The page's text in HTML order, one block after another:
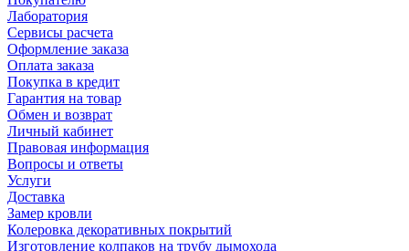
Лаборатория
Сервисы расчета
Оформление заказа
Оплата заказа
Покупка в кредит
Гарантия на товар
Обмен и возврат
Личный кабинет
Правовая информация
Вопросы и ответы
Услуги
Доставка
Замер кровли
Колеровка декоративных покрытий
Изготовление колпаков на трубу дымохода